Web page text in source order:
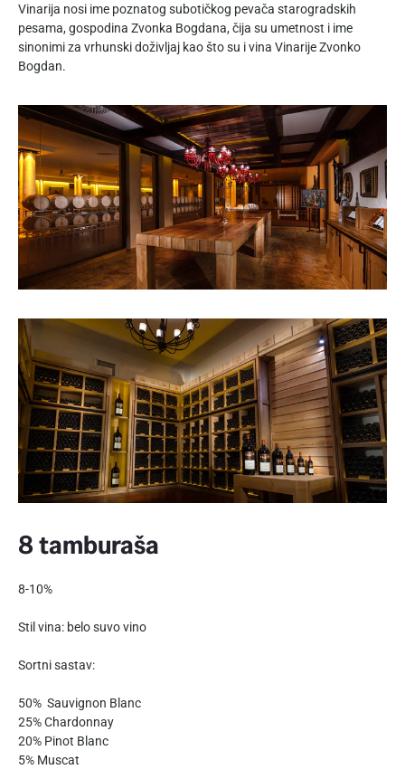
Vinarija nosi ime poznatog subotičkog pevača starogradskih
pesama, gospodina Zvonka Bogdana, čija su umetnost i ime
sinonimi za vrhunski doživljaj kao što su i vina Vinarije Zvonko
Bogdan.
8 tamburaša
8-10%
Stil vina: belo suvo vino
Sortni sastav:
50% Sauvignon Blanc
25% Chardonnay
20% Pinot Blanc
5% Muscat